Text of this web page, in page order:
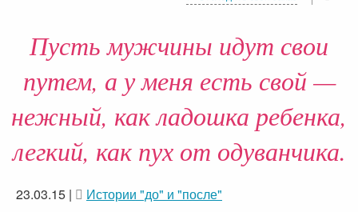
Пусть мужчины идут свои
путем, а у меня есть свой —
нежный, как ладошка ребенка,
легкий, как пух от одуванчика.
23.03.15 | Истории "до" и "после"